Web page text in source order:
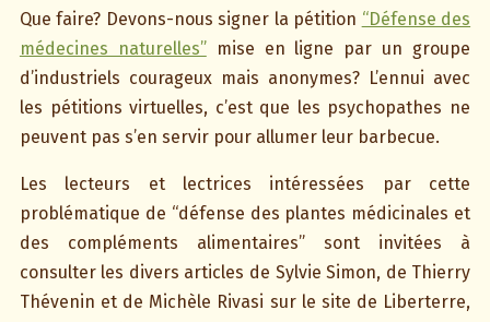
Que faire? Devons-nous signer la pétition “Défense des
médecines naturelles”mise en ligne par un groupe
d’industriels courageux mais anonymes? L’ennui avec
les pétitions virtuelles, c’est que les psychopathes ne
peuvent pas s’en servir pour allumer leur barbecue.
Les lecteurs et lectrices intéressées par cette
problématique de “défense des plantes médicinales et
des compléments alimentaires” sont invitées à
consulter les divers articles de Sylvie Simon, de Thierry
Thévenin et de Michèle Rivasi sur le site de Liberterre,